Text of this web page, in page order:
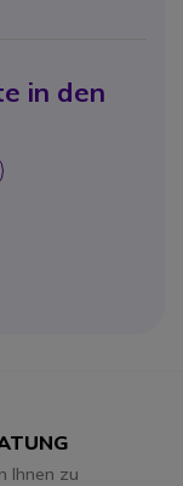
in den
Icon
Ihnen zu